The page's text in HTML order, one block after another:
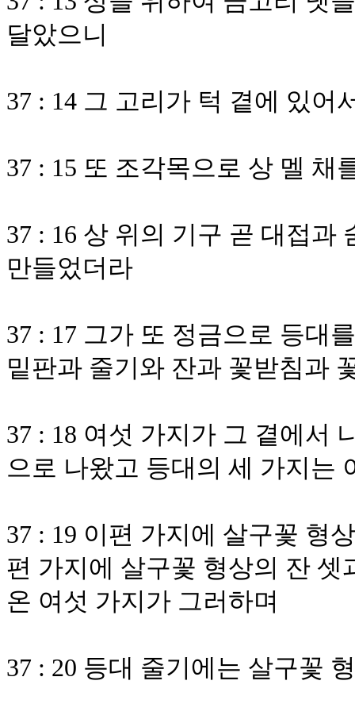
달았으니
37 : 14 그 고리가 턱 곁에 있어
37 : 15 또 조각목으로 상 멜 채
37 : 16 상 위의 기구 곧 대접과
만들었더라
37 : 17 그가 또 정금으로 등대
밑판과 줄기와 잔과 꽃받침과
37 : 18 여섯 가지가 그 곁에서
으로 나왔고 등대의 세 가지는
37 : 19 이편 가지에 살구꽃 형
편 가지에 살구꽃 형상의 잔
온 여섯 가지가 그러하며
37 : 20 등대 줄기에는 살구꽃